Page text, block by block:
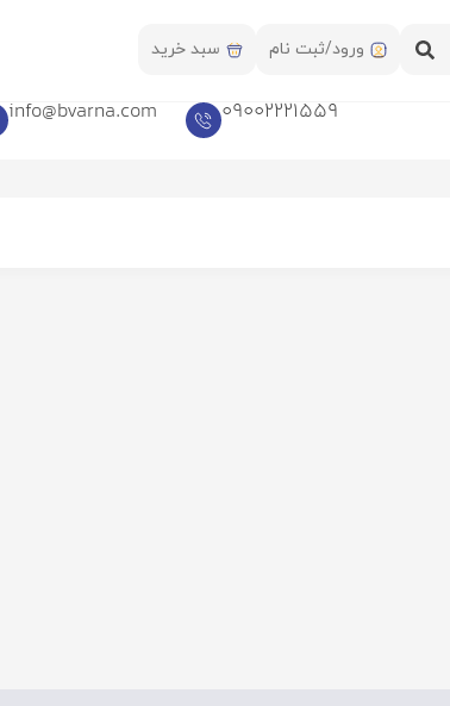
ورود/ثبت نام سبد خرید
09002221559
info@bvarna.com